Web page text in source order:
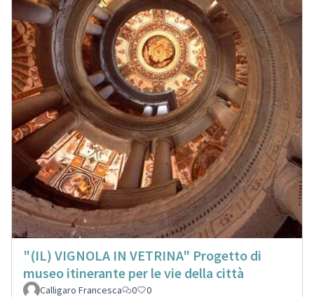
"(IL) VIGNOLA IN VETRINA" Progetto di
museo itinerante per le vie della città
Calligaro Francesca 0 0